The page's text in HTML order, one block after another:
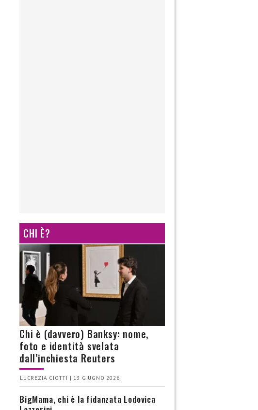
CHI È?
Chi è (davvero) Banksy: nome,
foto e identità svelata
dall’inchiesta Reuters
LUCREZIA CIOTTI | 13 GIUGNO 2026
BigMama, chi è la fidanzata Lodovica